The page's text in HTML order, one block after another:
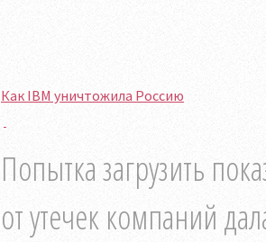
Как IBM уничтожила Россию
Попытка загрузить
от утечек компаний